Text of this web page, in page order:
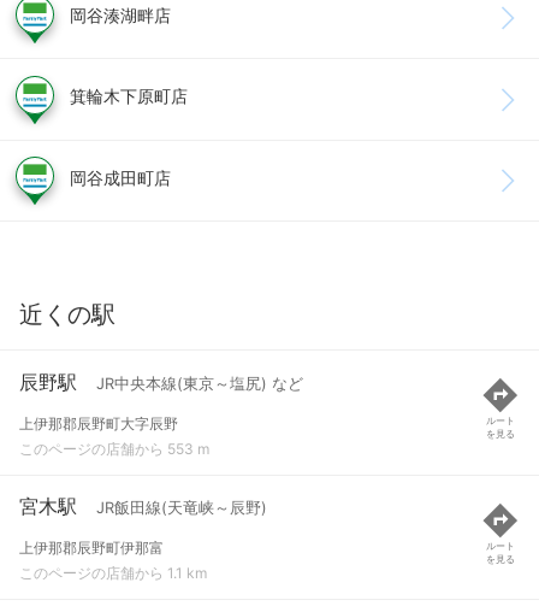
岡谷湊湖畔店
箕輪木下原町店
岡谷成田町店
近くの駅
辰野駅 JR中央本線(東京～塩尻) など
上伊那郡辰野町大字辰野
このページの店舗から 553 m
ルート
を見る
宮木駅 JR飯田線(天竜峡～辰野)
上伊那郡辰野町伊那富
このページの店舗から 1.1 km
ルート
を見る